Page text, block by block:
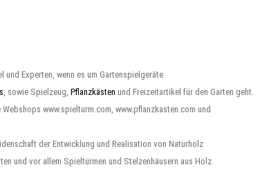
und Experten, wenn es um Gartenspielgeräte
, sowie Spielzeug, Pflanzkästen und Freizeitartikel für den Garten geht.
www.spielturm.com, www.pflanzkasten.com und
der Entwicklung und Realisation von Naturholz
und vor allem Spieltürmen und Stelzenhäusern aus Holz.